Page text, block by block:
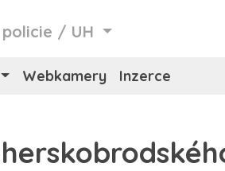
/ UH
Webkamery Inzerce